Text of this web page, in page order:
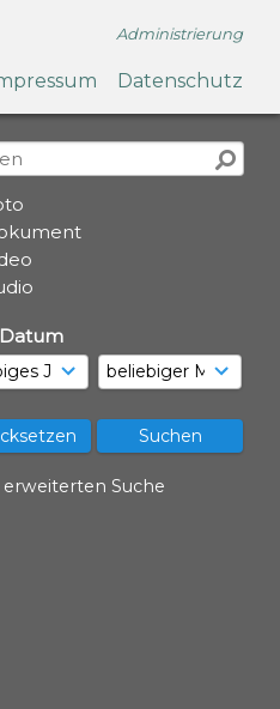
Administrierung
Datenschutz
erweiterten Suche